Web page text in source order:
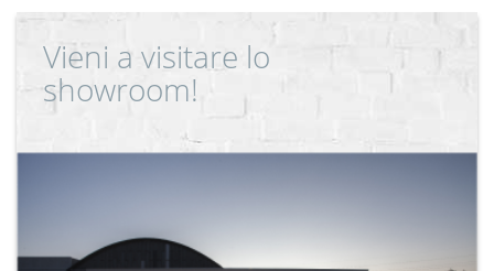
Vieni a visitare lo
showroom!